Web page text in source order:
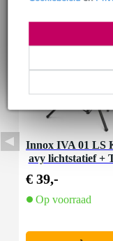
Innox IVA 01 LS
avy lichtstatief +
€ 39,-
Op voorraad